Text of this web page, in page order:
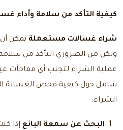
كيفية التأكد من سلامة وأداء
شراء غسالات مستعملة يمكن أن
ولكن من الضروري التأكد من سلامة
عملية الشراء لتجنب أي مفاجآت
شامل حول كيفية فحص الغسالة
الشراء:
البحث عن سمعة البائع إذا